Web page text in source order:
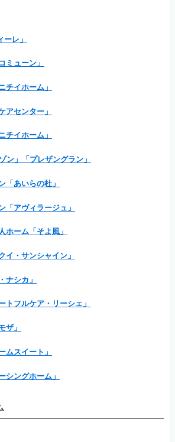
レ」
ミューン」
チイホーム」
アセンター」
チイホーム」
ン」「プレザングラン」
「あいらの杜」
「アヴィラージュ」
ホーム「そよ風」
イ・サンシャイン」
ナシカ」
トフルケア・リーシェ」
ザ」
ムスイート」
シングホーム」